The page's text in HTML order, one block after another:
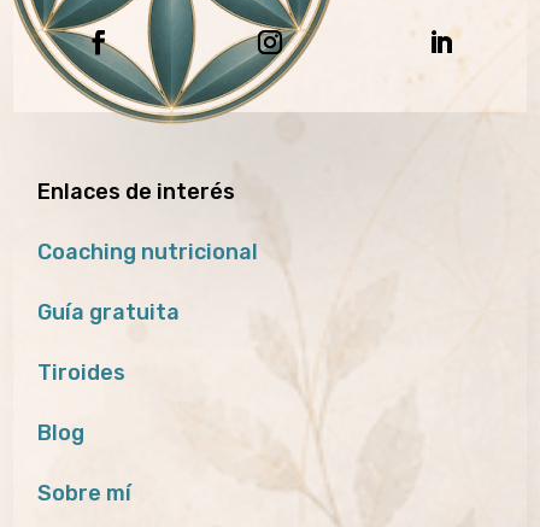
Enlaces de interés
Coaching nutricional
Guía gratuita
Tiroides
Blog
Sobre mí